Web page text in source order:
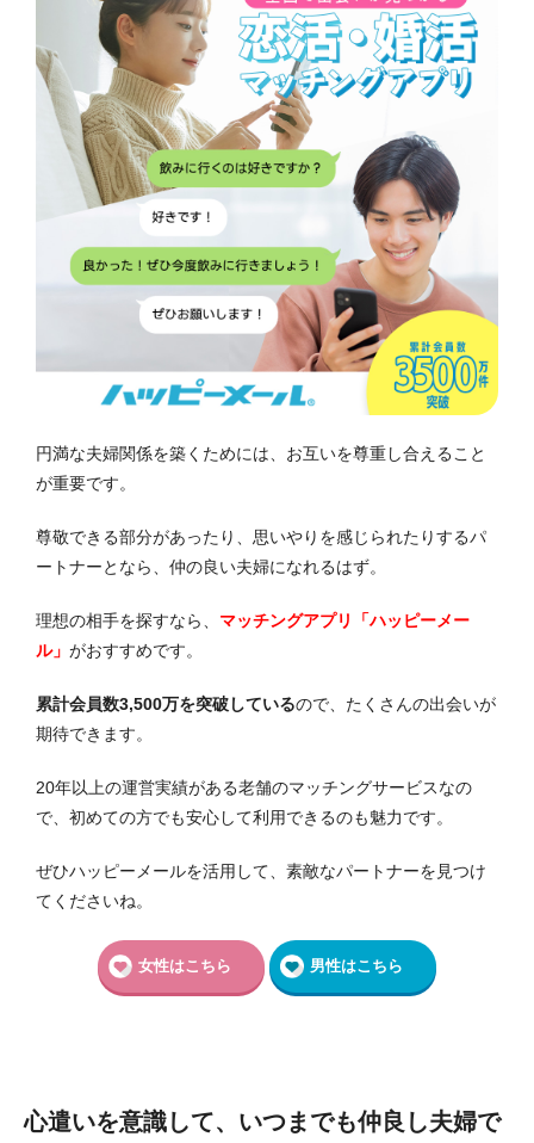
円満な夫婦関係を築くためには、お互いを尊重し合えること
が重要です。
尊敬できる部分があったり、思いやりを感じられたりするパ
ートナーとなら、仲の良い夫婦になれるはず。
理想の相手を探すなら、 マッチングアプリ「ハッピーメー
ル」 がおすすめです。
累計会員数3,500万を突破しているので、たくさんの出会いが
期待できます。
20年以上の運営実績がある老舗のマッチングサービスなの
で、初めての方でも安心して利用できるのも魅力です。
ぜひハッピーメールを活用して、素敵なパートナーを見つけ
てくださいね。
女性はこちら 男性はこちら
心遣いを意識して、 いつまでも仲良し夫婦で